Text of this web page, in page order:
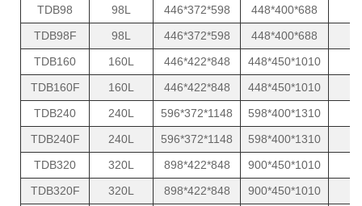
TDB98 98L 446*372*598 448*400*688
TDB98F
98L 446*372*598 448*400*688
TDB160
160L 446*422*848 448*450*1010
TDB160F
160L 446*422*848 448*450*1010
TDB240
240L 596*372*1148 598*400*1310
TDB240F
240L 596*372*1148 598*400*1310
TDB320
320L 898*422*848 900*450*1010
TDB320F
320L 898*422*848 900*450*1010